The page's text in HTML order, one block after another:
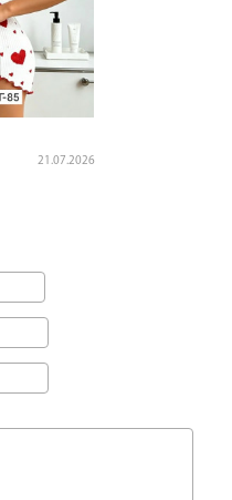
21.07.2026